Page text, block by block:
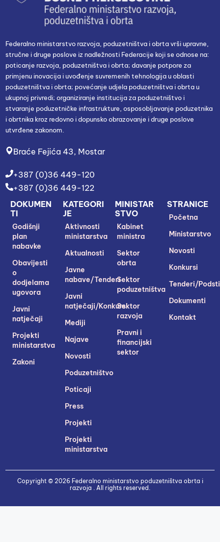
Federalno ministarstvo razvoja, poduzetništva i obrta vrši upravne,
stručne i druge poslove iz nadležnosti Federacije koji se odnose na:
poticanje razvoja, poduzetništva i obrta; davanje potpore za
primjenu inovacija i uvođenje suvremenih tehnologija u oblasti
poduzetništva i obrta; povećanje udjela poduzetništva i obrta u
ukupnoj privredi; organiziranje institucija za poduzetništvo i
stvaranje poduzetničke infrastrukture, osposobljavanje poduzetnika
i obrtnika kroz redovno i dopunsko obrazovanje i druge poslove
utvrđene zakonom.
Braće Fejića 43, Mostar
+387 (0)36 449-120
+387 (0)36 449-122
STRANICE
Početna
Ministarstvo
Novosti
Konkursi
Tenderi/
Dokumenti
Kontakt
MINISTAR
STVO
Kabinet
ministra
Sektor
obrta
Sektor
poduzetništva
Sektor
razvoja
Pravni i
financijski
sektor
KATEGORI
JE
Aktivnosti
ministarstva
Aktualnosti
Javne
nabave/Tenderi
Javni
natječaji/Konkursi
Mediji
Najave
Novosti
Poduzetništvo
Poticaji
Press
Projekti
Projekti
ministarstva
DOKUMEN
TI
Godišnji
plan
nabavke
Obavijesti
o
dodjelama
ugovora
Javni
natječaji
Projekti
ministarstva
Zakoni
Copyright © 2026 Federalno ministarstvo poduzetništva obrta i
razvoja . All rights reserved.